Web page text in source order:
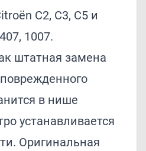
C2, C3, C5 и
1007.
штатная замена
в нише
устанавливается
Оригинальная